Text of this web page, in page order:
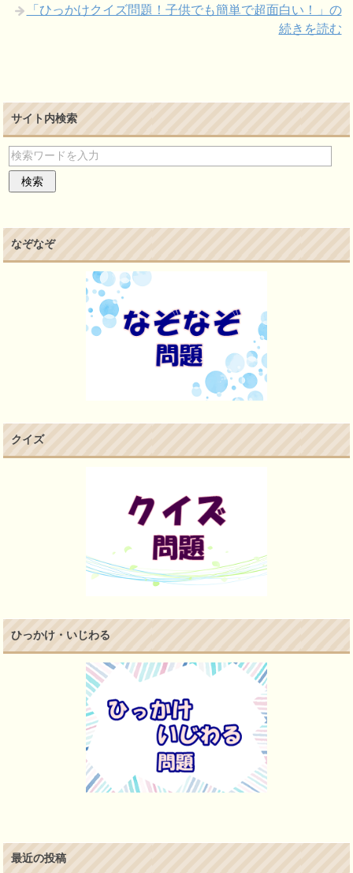
「ひっかけクイズ問題！子供でも簡単で超面白い！」の
続きを読む
サイト内検索
なぞなぞ
クイズ
ひっかけ・いじわる
最近の投稿